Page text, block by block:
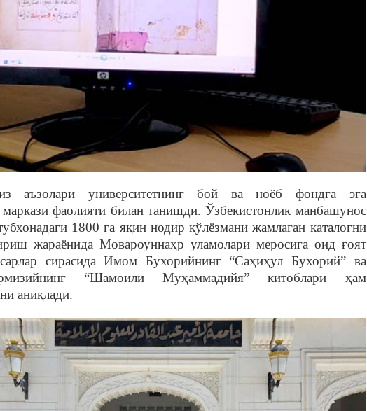
аъзолари университетнинг бой ва ноёб фондга эга
фаолияти билан танишди. Ўзбекистонлик манбашунос
1800 га яқин нодир қўлёзмани жамлаган каталогни
жараёнида Мовароуннаҳр уламолари меросига оид ғоят
сирасида Имом Бухорийнинг “Саҳиҳул Бухорий” ва
“Шамоили Муҳаммадийя” китоблари ҳам
аниқлади.